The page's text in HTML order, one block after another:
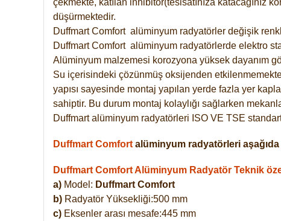
çekmekte, katılan inhibitör(tesisatınıza katacağınız
düşürmektedir.
Duffmart Comfort alüminyum radyatörler değişik
DuffmartComfort alüminyum radyatörlerde elektro
Alüminyum malzemesi korozyona yüksek dayanım
Su içerisindeki çözünmüş oksijenden
yapısı sayesinde montaj yapılan yerde fazla yer
sahiptir. Bu durum montaj kolaylığı sağlarken
Duffmart alüminyum radyatörleri ISO VE TSE
Duffmart Comfort alüminyum radyatörleri
Duffmart Comfort Alüminyum Radyatör Teknik
a) Model: Duffmart Comfort
b) Radyatör Yüksekliği:500 mm
c) Eksenler arası mesafe:445 mm